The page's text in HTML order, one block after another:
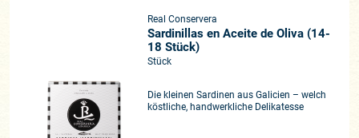
Real Conservera
Sardinillas en Aceite de Oliva (14-
18 Stück)
Stück
Die kleinen Sardinen aus Galicien – welch
köstliche, handwerkliche Delikatesse